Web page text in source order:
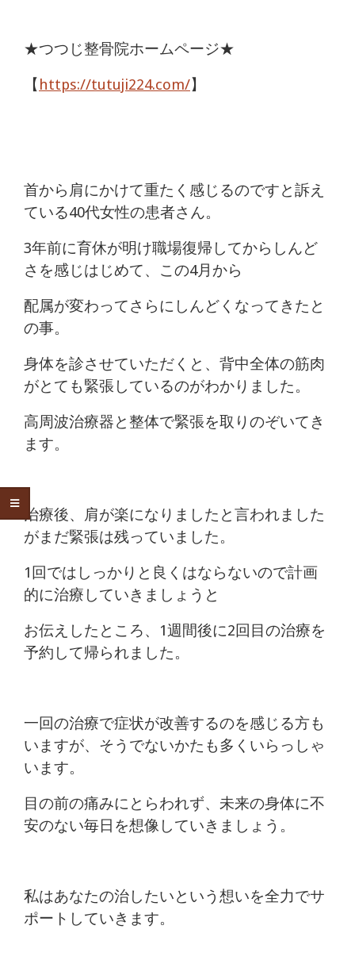
つ
つ
骨
院
★つつじ整骨院ホームページ★
【 https://tutuji224.com/】
首から肩にかけて重たく感じるのですと訴え
ている40代女性の患者さん。
3年前に育休が明け職場復帰してからしんど
さを感じはじめて、この4月から
配属が変わってさらにしんどくなってきたと
の事。
身体を診させていただくと、背中全体の筋肉
がとても緊張しているのがわかりました。
高周波治療器と整体で緊張を取りのぞいてき
ます。
治療後、肩が楽になりましたと言われました
がまだ緊張は残っていました。
1回ではしっかりと良くはならないので計画
的に治療していきましょうと
お伝えしたところ、1週間後に2回目の治療を
予約して帰られました。
一回の治療で症状が改善するのを感じる方も
いますが、そうでないかたも多くいらっしゃ
います。
目の前の痛みにとらわれず、未来の身体に不
安のない毎日を想像していきましょう。
私はあなたの治したいという想いを全力でサ
ポートしていきます。